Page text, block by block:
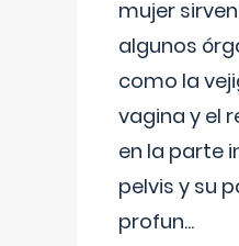
mujer
algunos
como la
vagina y el
en la parte
pelvis y su
profun...